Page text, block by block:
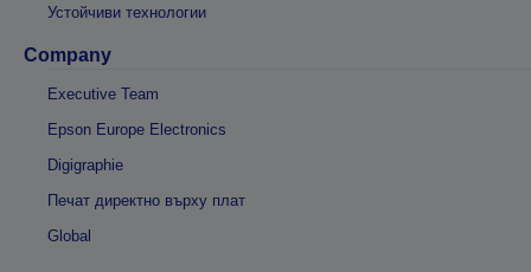
Устойчиви технологии
Company
Executive Team
Epson Europe Electronics
Digigraphie
Печат директно върху плат
Global